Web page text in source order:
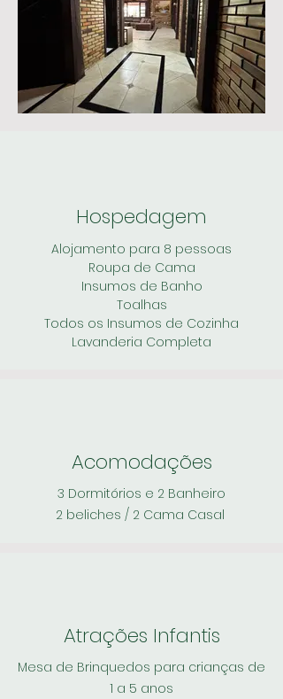
Hospedagem
Alojamento para 8 pessoas
Roupa de Cama
Insumos de Banho
Toalhas
Todos os Insumos de Cozinha
Lavanderia Completa
Acomodações
3 Dormitórios e 2 Banheiro
2 beliches / 2 Cama Casal
Atrações Infantis
Mesa de Brinquedos para crianças de
1 a 5 anos